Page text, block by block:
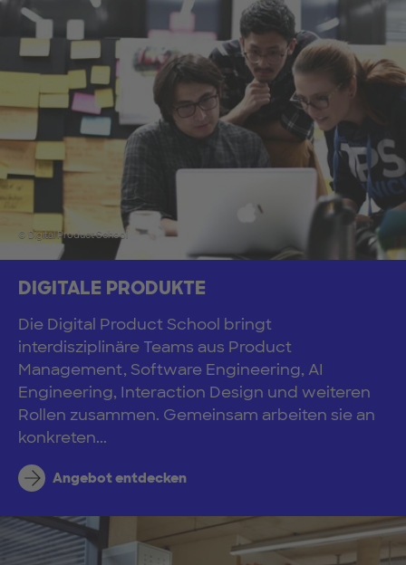
© Digital Product School
DIGITALE PRODUKTE
Die Digital Product School bringt
interdisziplinäre Teams aus Product
Management, Software Engineering, AI
Engineering, Interaction Design und weiteren
Rollen zusammen. Gemeinsam arbeiten sie an
konkreten...
Angebot entdecken